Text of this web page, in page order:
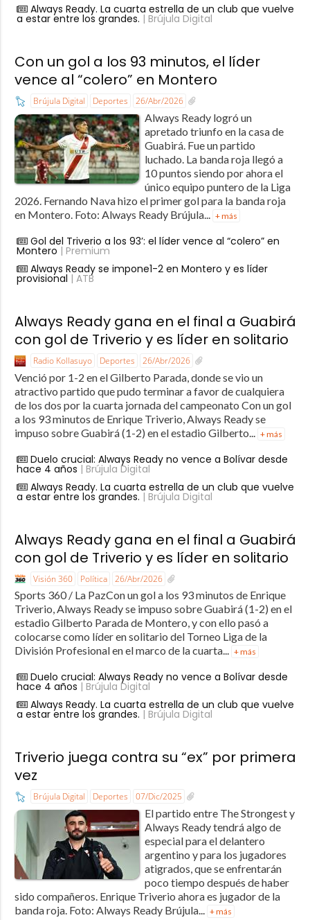
Always Ready. La cuarta estrella de un club que vuelve
a estar entre los grandes. | Brújula Digital
Con un gol a los 93 minutos, el líder
vence al “colero” en Montero
Brújula Digital Deportes 26/Abr/2026
Always Ready logró un
apretado triunfo en la casa de
Guabirá. Fue un partido
luchado. La banda roja llegó a
10 puntos siendo por ahora el
único equipo puntero de la Liga
2026. Fernando Nava hizo el primer gol para la banda roja
en Montero. Foto: Always Ready Brújula...
+ más
Gol del Triverio a los 93’: el líder vence al “colero” en
Montero | Premium
Always Ready se impone1-2 en Montero y es líder
provisional | ATB
Always Ready gana en el final a Guabirá
con gol de Triverio y es líder en solitario
Radio Kollasuyo Deportes 26/Abr/2026
Venció por 1-2 en el Gilberto Parada, donde se vio un
atractivo partido que pudo terminar a favor de cualquiera
de los dos por la cuarta jornada del campeonato Con un gol
a los 93 minutos de Enrique Triverio, Always Ready se
impuso sobre Guabirá (1-2) en el estadio Gilberto...
+ más
Duelo crucial: Always Ready no vence a Bolívar desde
hace 4 años | Brújula Digital
Always Ready. La cuarta estrella de un club que vuelve
a estar entre los grandes. | Brújula Digital
Always Ready gana en el final a Guabirá
con gol de Triverio y es líder en solitario
Visión 360 Política 26/Abr/2026
Sports 360 / La PazCon un gol a los 93 minutos de Enrique
Triverio, Always Ready se impuso sobre Guabirá (1-2) en el
estadio Gilberto Parada de Montero, y con ello pasó a
colocarse como líder en solitario del Torneo Liga de la
División Profesional en el marco de la cuarta... + más
Duelo crucial: Always Ready no vence a Bolívar desde
hace 4 años | Brújula Digital
Always Ready. La cuarta estrella de un club que vuelve
a estar entre los grandes. | Brújula Digital
Triverio juega contra su “ex” por primera
vez
Brújula Digital Deportes 07/Dic/2025
El partido entre The Strongest y
Always Ready tendrá algo de
especial para el delantero
argentino y para los jugadores
atigrados, que se enfrentarán
poco tiempo después de haber
sido compañeros. Enrique Triverio ahora es jugador de la
banda roja. Foto: Always Ready Brújula... + más